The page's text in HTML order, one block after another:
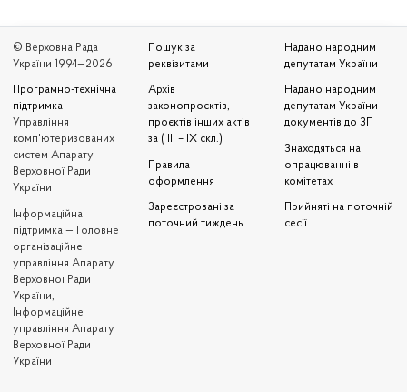
© Верховна Рада
України 1994—2026
Програмно-технічна
підтримка —
Управління
комп'ютеризованих
систем Апарату
Верховної Ради
України
Iнформаційна
підтримка — Головне
організаційне
управління Апарату
Верховної Ради
України,
Інформаційне
управління Апарату
Верховної Ради
України
Пошук за
реквізитами
Архів
законопроєктів,
проєктів інших актів
за ( III – IX скл.)
Правила
оформлення
Зареєстровані за
поточний тиждень
Надано народним
депутатам України
Надано народним
депутатам України
документів до ЗП
Знаходяться на
опрацюванні в
комітетах
Прийняті на поточній
сесії